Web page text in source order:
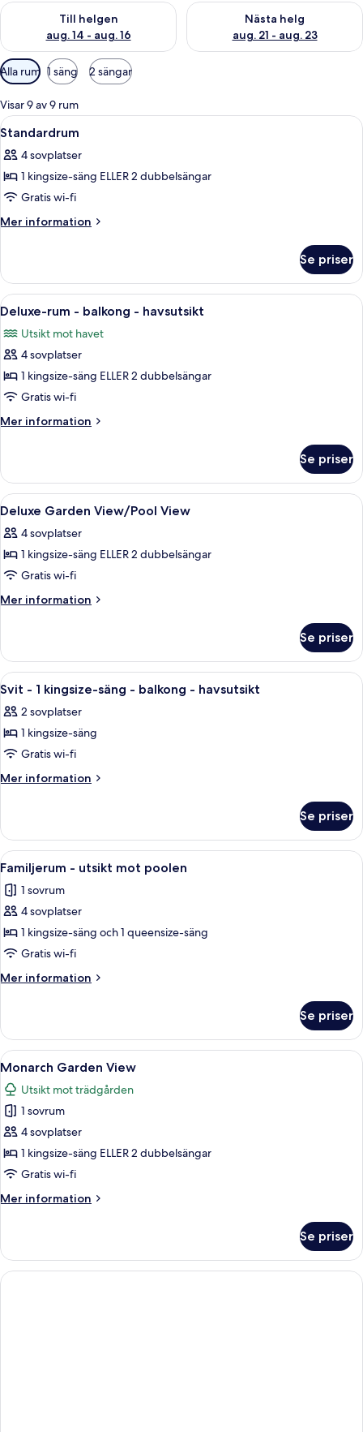
Till helgen
aug. 14 - aug. 16
Kontrollera tillgängligheten för den här helgen aug. 14 - aug.
Nästa helg
aug. 21 - aug. 23
Kontrollera tillgängligheten
Tillgängliga
filter
för
rum
Alla rum 1 säng 2 sängar
Visar 9 av 9 rum
Öppna
alla
foton
för
Standardrum
2
Standardrum
4 sovplatser
1 kingsize-säng ELLER 2 dubbelsängar
Gratis wi-fi
Mer information
Mer
Se priser
Öppna
alla
foton
för
Deluxe-
rum
-
balkong
havsutsikt
Deluxe-rum - balkong - havsutsikt |
5
Deluxe-rum - balkong - havsutsikt
Utsikt mot havet
4 sovplatser
1 kingsize-säng ELLER 2 dubbelsängar
Gratis wi-fi
Mer information
Mer
rum
balkong
havsutsikt
Se priser
Öppna
alla
foton
för
Deluxe
Garden
Deluxe Garden View/Pool View |
2
Deluxe Garden View/Pool View
4 sovplatser
1 kingsize-säng ELLER 2 dubbelsängar
Gratis wi-fi
Mer information
Mer
Garden
View/Pool
View
Se priser
Öppna
alla
foton
för
Svit
-
säng
balkong
-
havsutsikt
Svit - 1 kingsize-säng - balkong -
3
Svit - 1 kingsize-säng - balkong - havsutsikt
2 sovplatser
1 kingsize-säng
Gratis wi-fi
Mer information
Mer
-
kingsize-
balkong
havsutsikt
Se priser
Öppna
alla
foton
för
Familjerum
-
utsikt
mot
Familjerum - utsikt mot poolen |
2
Familjerum - utsikt mot poolen
1 sovrum
4 sovplatser
1 kingsize-säng och 1 queensize-säng
Gratis wi-fi
Mer information
Mer
-
utsikt
mot
poolen
Se priser
Öppna
alla
foton
för
Monarch
Garden
View
Monarch Garden View | Strykjärn/
1
Monarch Garden View
Utsikt mot trädgården
1 sovrum
4 sovplatser
1 kingsize-säng ELLER 2 dubbelsängar
Gratis wi-fi
Mer information
Mer
Garden
View
Se priser